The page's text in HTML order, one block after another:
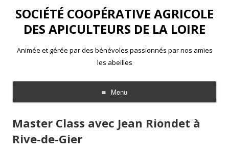
SOCIÉTÉ COOPÉRATIVE AGRICOLE
DES APICULTEURS DE LA LOIRE
Animée et gérée par des bénévoles passionnés par nos amies
les abeilles
Menu
Aller
contenu
Master Class avec Jean Riondet à
Rive-de-Gier